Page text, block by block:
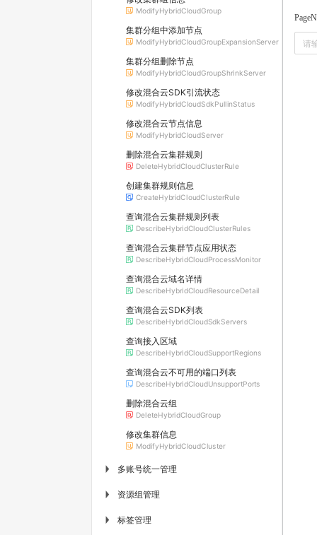
ModifyHybridCloudGroup
集群分组中添加节点
ModifyHybridCloudGroupExpansionServer
集群分组删除节点
ModifyHybridCloudGroupShrinkServer
修改混合云SDK引流状态
ModifyHybridCloudSdkPullinStatus
修改混合云节点信息
ModifyHybridCloudServer
删除混合云集群规则
DeleteHybridCloudClusterRule
创建集群规则信息
CreateHybridCloudClusterRule
查询混合云集群规则列表
DescribeHybridCloudClusterRules
查询混合云集群节点应用状态
DescribeHybridCloudProcessMonitor
查询混合云域名详情
DescribeHybridCloudResourceDetail
查询混合云SDK列表
DescribeHybridCloudSdkServers
查询接入区域
DescribeHybridCloudSupportRegions
查询混合云不可用的端口列表
DescribeHybridCloudUnsupportPorts
删除混合云组
DeleteHybridCloudGroup
修改集群信息
ModifyHybridCloudCluster
▶ 多账号统一管理
▶ 资源组管理
▶ 标签管理